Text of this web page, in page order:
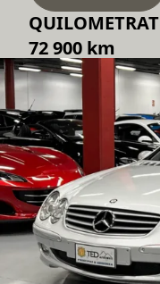
72 900 km